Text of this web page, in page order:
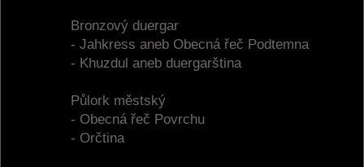
Bronzový duergar
- Jahkress aneb Obecná řeč Podtemna
- Khuzdul aneb duergarština
Půlork městský
- Obecná řeč Povrchu
- Orčtina